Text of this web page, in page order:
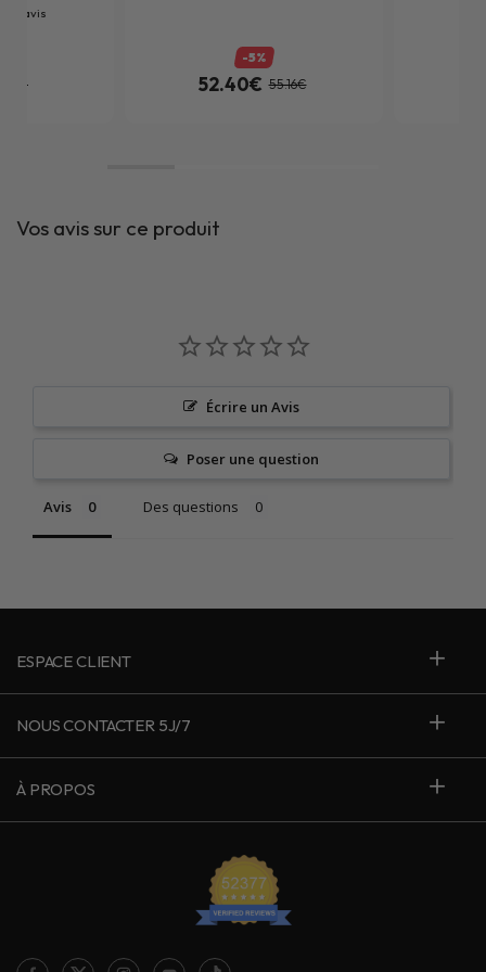
avis
-5%
52.40€ 55.16€
Vos avis sur ce produit
Écrire un Avis
Poser une question
Avis Des questions
ESPACE CLIENT
NOUS CONTACTER 5J/7
À PROPOS